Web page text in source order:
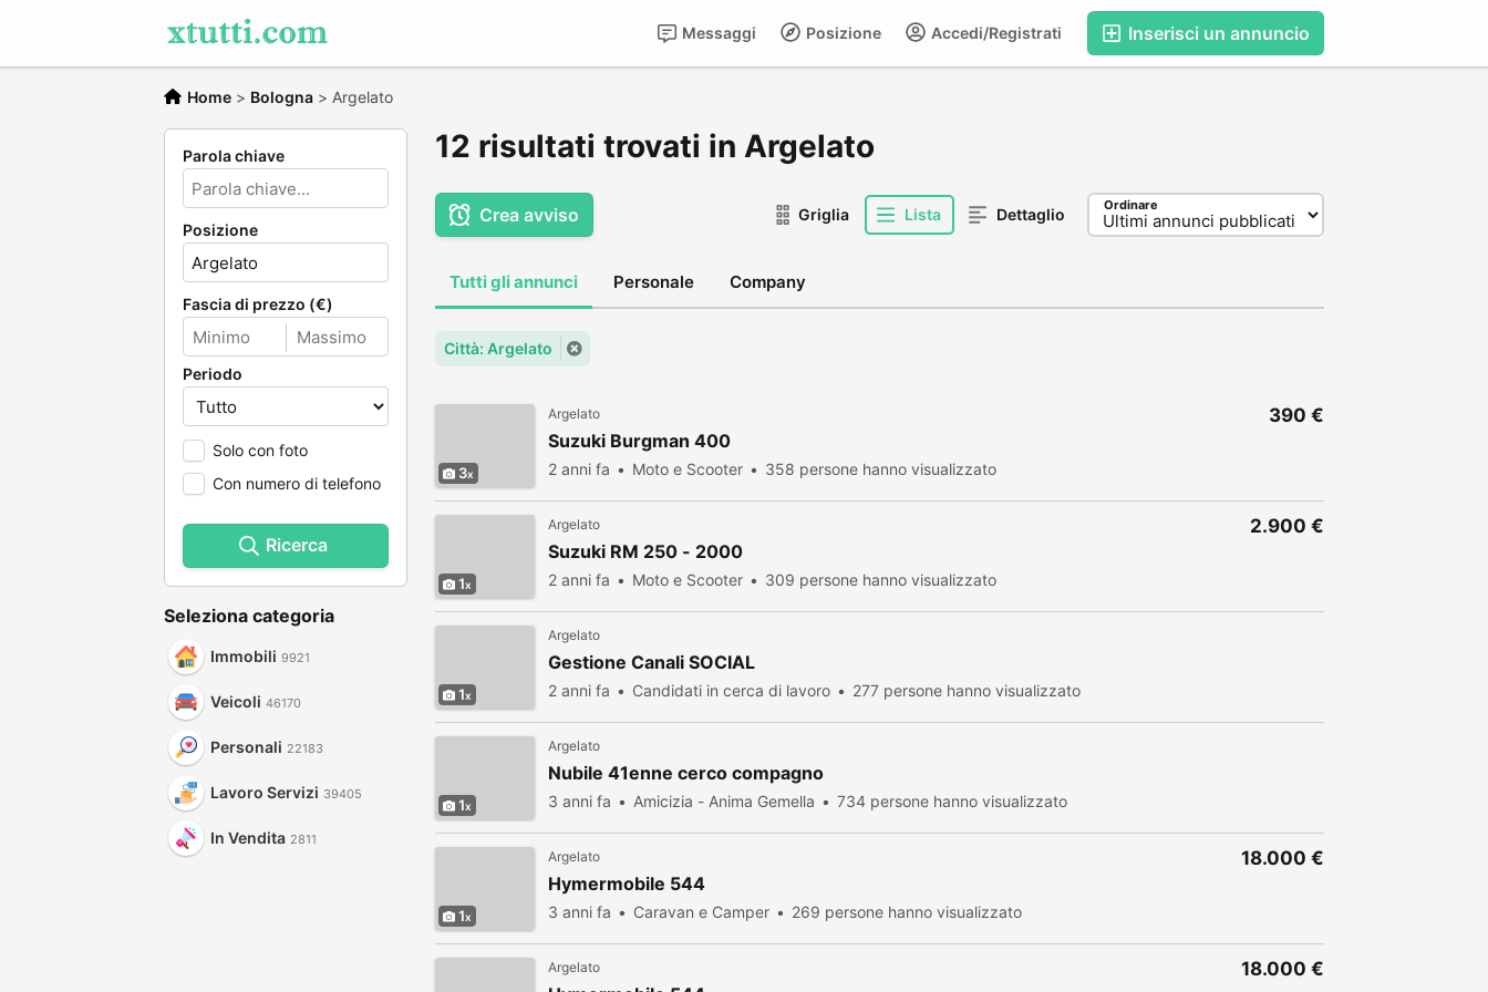
Inserisci un annuncio
Accedi/Registrati
Posizione
Messaggi
Home > Bologna > Argelato
Parola chiave
Posizione
Fascia di prezzo (€)
Periodo
Solo con foto
Con numero di telefono
Ricerca
Seleziona categoria
Immobili 9921
Veicoli 46170
Personali 22183
Lavoro Servizi 39405
In Vendita 2811
12 risultati trovati in Argelato
Crea avviso Griglia Lista Dettaglio Ordinare
Tutti gli annunci Personale Company
Città: Argelato
3
Argelato
Suzuki Burgman 400
2 anni fa Moto e Scooter 358 persone hanno visualizzato
390 €
1
Argelato
Suzuki RM 250 - 2000
2 anni fa Moto e Scooter 309 persone hanno visualizzato
2.900 €
1
Argelato
Gestione Canali SOCIAL
2 anni fa Candidati in cerca di lavoro 277 persone hanno visualizzato
1
Argelato
Nubile 41enne cerco compagno
3 anni fa Amicizia - Anima Gemella 734 persone hanno visualizzato
1
Argelato
Hymermobile 544
3 anni fa Caravan e Camper 269 persone hanno visualizzato
18.000 €
Argelato 18.000 €